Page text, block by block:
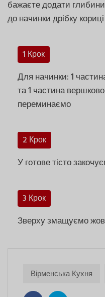
бажаєте додати
до начинки дрібку
1 Крок
Для начинки: 1
та 1 частина
переминаємо
2 Крок
У готове тісто
3 Крок
Зверху змащуємо
Вірменська Кухня